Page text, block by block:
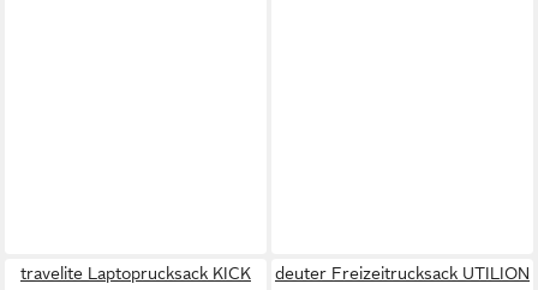
travelite Laptoprucksack KICK
deuter Freizeitrucksack UTILION